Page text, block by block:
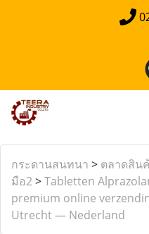
กระดานสนทนา > ตลาดสิน
มือ2>Tabletten
premium online
Utrecht — Nederland